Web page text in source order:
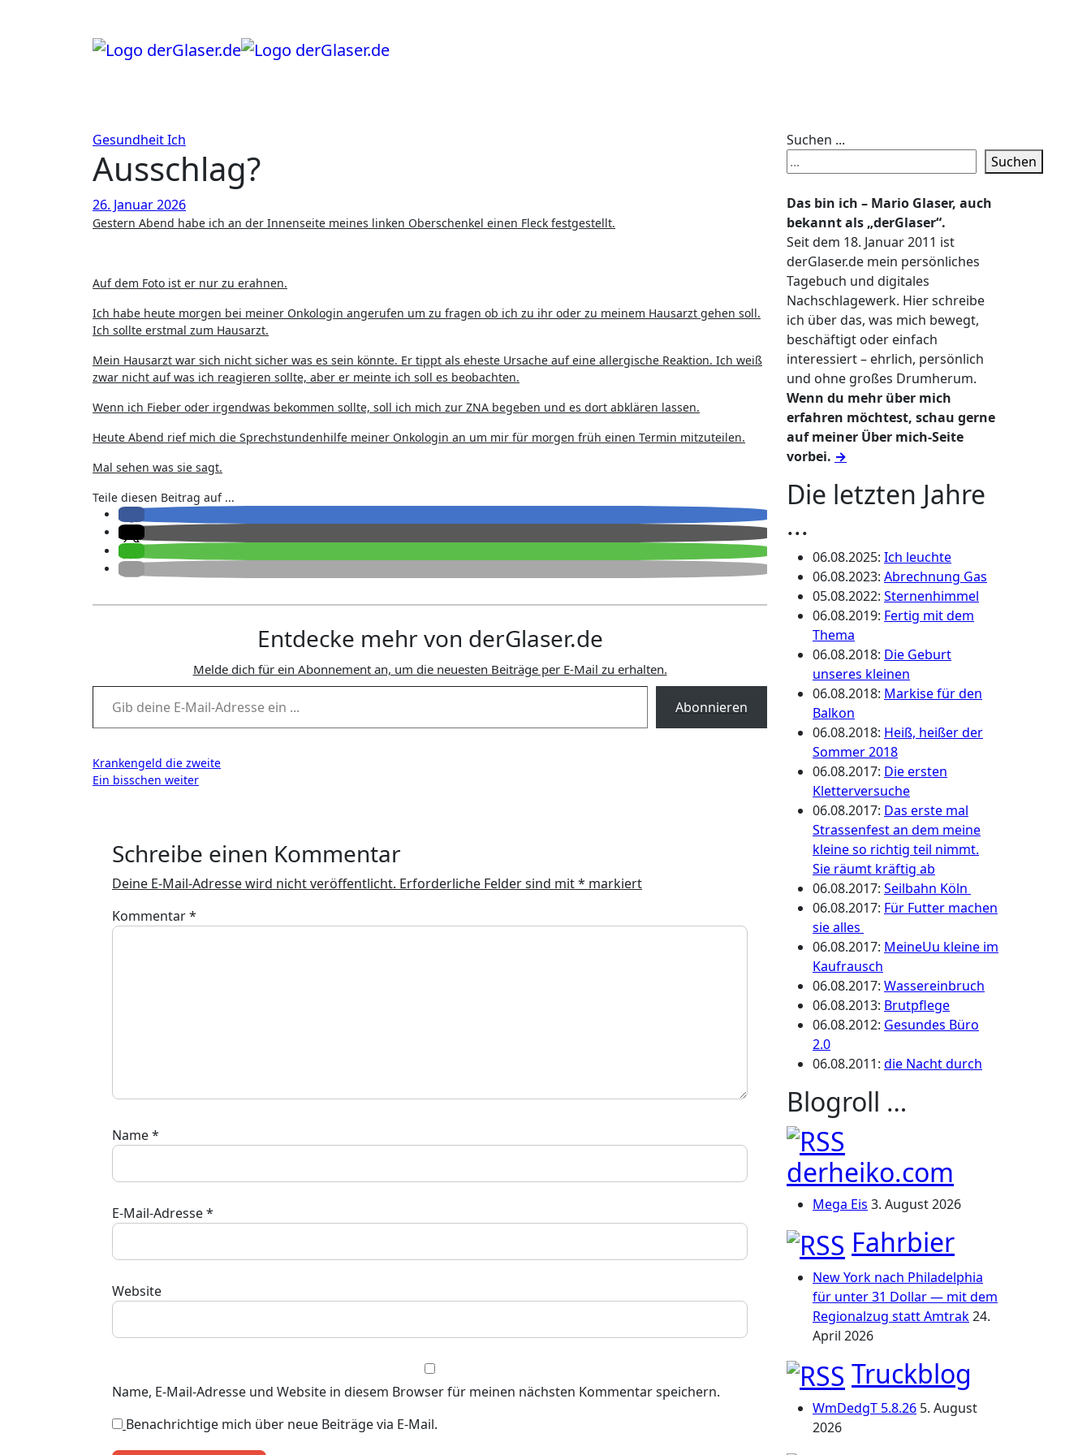
GesundheitIch
Ausschlag?
26. Januar 2026
Gestern Abend habe ich an der Innenseite meines linken Oberschenkel einen Fleck festgestellt.
Auf dem Foto ist er nur zu erahnen.
Ich habe heute morgen bei meiner Onkologin angerufen um zu fragen ob ich zu ihr oder zu meinem Hausarzt gehen soll.
Ich sollte erstmal zum Hausarzt.
Mein Hausarzt war sich nicht sicher was es sein könnte. Er tippt als eheste Ursache auf eine allergische Reaktion. Ich weiß
zwar nicht auf was ich reagieren sollte, aber er meinte ich soll es beobachten.
Wenn ich Fieber oder irgendwas bekommen sollte, soll ich mich zur ZNA begeben und es dort abklären lassen.
Heute Abend rief mich die Sprechstundenhilfe meiner Onkologin an um mir für morgen früh einen Termin mitzuteilen.
Mal sehen was sie sagt.
Teile diesen Beitrag auf ...
Entdecke mehr von derGlaser.de
Melde dich für ein Abonnement an, um die neuesten Beiträge per E-Mail zu erhalten.
Gib deine E-Mail-Adresse ein ...
Abonnieren
Beitragsnavigation
Krankengeld die zweite
Ein bisschen weiter
Schreibe einen Kommentar
Deine E-Mail-Adresse wird nicht veröffentlicht. Erforderliche Felder sind mit* markiert
Kommentar*
Name*
E-Mail-Adresse*
Website
Name, E-Mail-Adresse und Website in diesem Browser für meinen nächsten Kommentar speichern.
Benachrichtige mich über neue Beiträge via E-Mail.
Suchen ...
Suchen
Das bin ich – Mario Glaser, auch
bekannt als „derGlaser“.
Seit dem 18. Januar 2011 ist
derGlaser.de mein persönliches
Tagebuch und digitales
Nachschlagewerk. Hier schreibe
ich über das, was mich bewegt,
beschäftigt oder einfach
interessiert – ehrlich, persönlich
und ohne großes Drumherum.
Wenn du mehr über mich
erfahren möchtest, schau gerne
auf meiner Über mich-Seite
vorbei. →
Die letzten Jahre
...
06.08.2025: Ich leuchte
06.08.2023: Abrechnung Gas
05.08.2022: Sternenhimmel
06.08.2019: Fertig mit dem
Thema
06.08.2018: Die Geburt
unseres kleinen
06.08.2018: Markise für den
Balkon
06.08.2018: Heiß, heißer der
Sommer 2018
06.08.2017: Die ersten
Kletterversuche
06.08.2017: Das erste mal
Strassenfest an dem meine
kleine so richtig teil nimmt.
Sie räumt kräftig ab
06.08.2017: Seilbahn Köln
06.08.2017: Für Futter machen
sie alles
06.08.2017: MeineUu kleine im
Kaufrausch
06.08.2017: Wassereinbruch
06.08.2013: Brutpflege
06.08.2012: Gesundes Büro
2.0
06.08.2011: die Nacht durch
Blogroll …
derheiko.com
Mega Eis 3. August 2026
Fahrbier
New York nach Philadelphia
für unter 31 Dollar — mit dem
Regionalzug statt Amtrak24.
April 2026
Truckblog
WmDedgT 5.8.26 5. August
2026